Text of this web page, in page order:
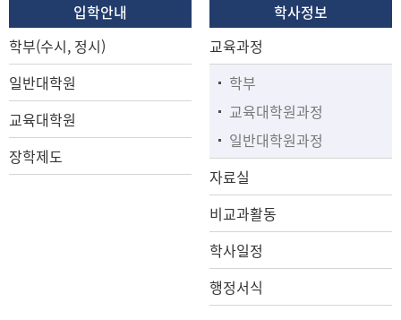
입학안내
학부(수시, 정시)
일반대학원
교육대학원
장학제도
학사정보
교육과정
학부
교육대학원과정
일반대학원과정
자료실
비교과활동
학사일정
행정서식